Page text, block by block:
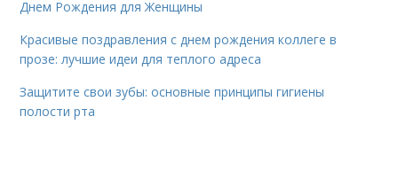
Днем Рождения для Женщины
Красивые поздравления с днем рождения коллеге в
прозе: лучшие идеи для теплого адреса
Защитите свои зубы: основные принципы гигиены
полости рта